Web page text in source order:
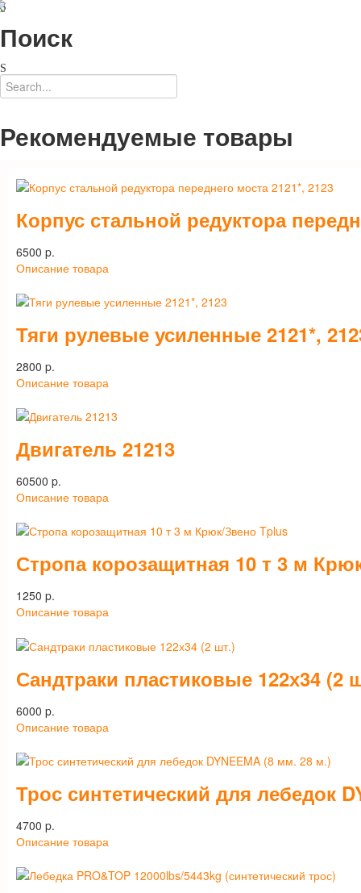
Поиск
Рекомендуемые товары
Корпус стальной редуктора
6500 p.
Описание товара
Тяги рулевые усиленные 2121*,
2800 p.
Описание товара
Двигатель 21213
60500 p.
Описание товара
Стропа корозащитная 10 т 3 м
1250 p.
Описание товара
Сандтраки пластиковые 122х34 (2
6000 p.
Описание товара
Трос синтетический для лебедок
4700 p.
Описание товара